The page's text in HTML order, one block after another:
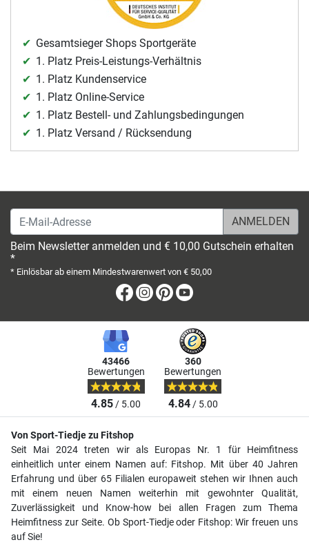
Gesamtsieger Shops Sportgeräte
1. Platz Preis-Leistungs-Verhältnis
1. Platz Kundenservice
1. Platz Online-Service
1. Platz Bestell- und Zahlungsbedingungen
1. Platz Versand / Rücksendung
E-Mail-Adresse
Beim Newsletter anmelden und € 10,00 Gutschein erhalten
*
* Einlösbar ab einem Mindestwarenwert von € 50,00
Facebook
Instagram
Pinterest
43466
Bewertungen
4.85/ 5.00
360
Bewertungen
4.84/ 5.00
Von Sport-Tiedje zu Fitshop
Seit Mai 2024 treten wir als Europas Nr. 1 für Heimfitness
einheitlich unter einem Namen auf: Fitshop. Mit über 40 Jahren
Erfahrung und über 65 Filialen europaweit stehen wir Ihnen auch
mit einem neuen Namen weiterhin mit gewohnter Qualität,
Zuverlässigkeit und Know-how bei allen Fragen zum Thema
Heimfitness zur Seite. Ob Sport-Tiedje oder Fitshop: Wir freuen uns
auf Sie!